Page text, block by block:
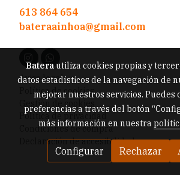
613 864 654
bateraainhoa@gmail.com
Aviso legal
Política de cookies
Gestión de cookies
Política de privacidad
Condiciones de compra
Declaración de accesibilidad
Baterautiliza cookies propias y
datos estadísticos de la navegación de
mejorar nuestros servicios. Puedes
preferencias a través del botón
más información en nuestra
Configurar Rechazar